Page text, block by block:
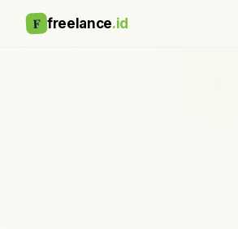
F freelance.id